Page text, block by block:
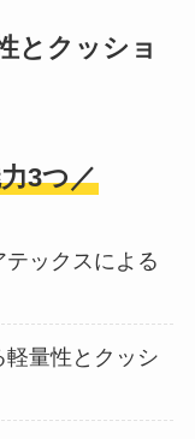
とクッショ
3つ／
ックスによる
量性とクッシ